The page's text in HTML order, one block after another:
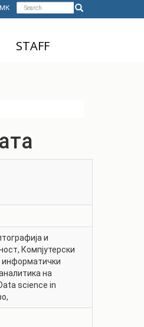
Search
Search
МК
STAFF
и
, Компјутерски
на
science in
,